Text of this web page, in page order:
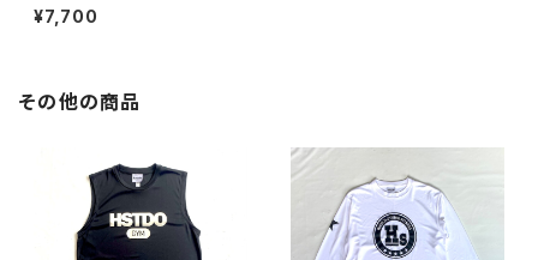
¥7,700
その他の商品